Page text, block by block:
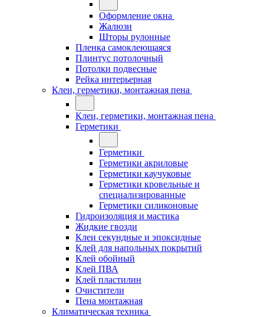
Оформление окна
Жалюзи
Шторы рулонные
Пленка самоклеющаяся
Плинтус потолочный
Потолки подвесные
Рейка интерьерная
Клеи, герметики, монтажная пена
Клеи, герметики, монтажная пена
Герметики
Герметики
Герметики акриловые
Герметики каучуковые
Герметики кровельные и
специализированные
Герметики силиконовые
Гидроизоляция и мастика
Жидкие гвозди
Клеи секундные и эпоксидные
Клей для напольных покрытий
Клей обойный
Клей ПВА
Клей пластилин
Очистители
Пена монтажная
Климатическая техника